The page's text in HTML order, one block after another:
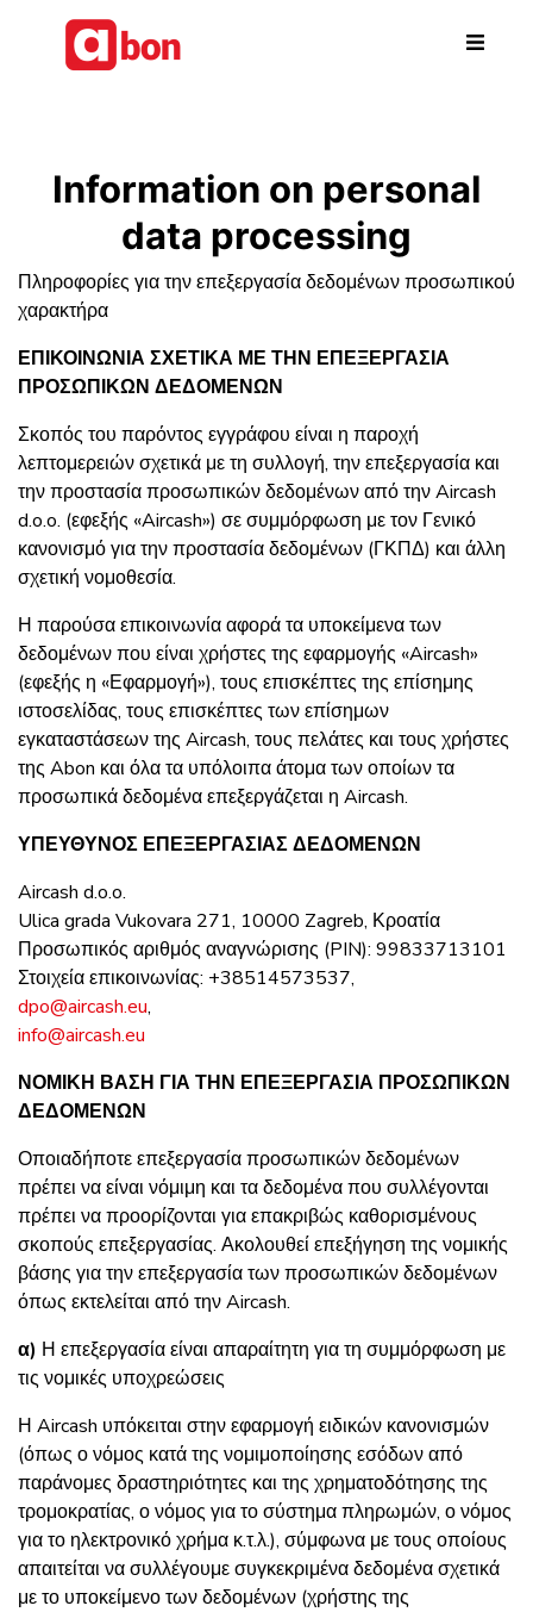
Skip to main content
Information on personal
data processing
Πληροφορίες για την επεξεργασία δεδομένων προσωπικού
χαρακτήρα
ΕΠΙΚΟΙΝΩΝΙΑ ΣΧΕΤΙΚΑ ΜΕ ΤΗΝ ΕΠΕΞΕΡΓΑΣΙΑ
ΠΡΟΣΩΠΙΚΩΝ ΔΕΔΟΜΕΝΩΝ
Σκοπός του παρόντος εγγράφου είναι η παροχή
λεπτομερειών σχετικά με τη συλλογή, την επεξεργασία και
την προστασία προσωπικών δεδομένων από την Aircash
d.o.o. (εφεξής «Aircash») σε συμμόρφωση με τον Γενικό
κανονισμό για την προστασία δεδομένων (ΓΚΠΔ) και άλλη
σχετική νομοθεσία.
Η παρούσα επικοινωνία αφορά τα υποκείμενα των
δεδομένων που είναι χρήστες της εφαρμογής «Aircash»
(εφεξής η «Εφαρμογή»), τους επισκέπτες της επίσημης
ιστοσελίδας, τους επισκέπτες των επίσημων
εγκαταστάσεων της Aircash, τους πελάτες και τους χρήστες
της Abon και όλα τα υπόλοιπα άτομα των οποίων τα
προσωπικά δεδομένα επεξεργάζεται η Aircash.
ΥΠΕΥΘΥΝΟΣ ΕΠΕΞΕΡΓΑΣΙΑΣ ΔΕΔΟΜΕΝΩΝ
Aircash d.o.o.
Ulica grada Vukovara 271, 10000 Zagreb, Κροατία
Προσωπικός αριθμός αναγνώρισης (PIN): 99833713101
Στοιχεία επικοινωνίας: +38514573537,
dpo@aircash.eu,
info@aircash.eu
ΝΟΜΙΚΗ ΒΑΣΗ ΓΙΑ ΤΗΝ ΕΠΕΞΕΡΓΑΣΙΑ ΠΡΟΣΩΠΙΚΩΝ
ΔΕΔΟΜΕΝΩΝ
Οποιαδήποτε επεξεργασία προσωπικών δεδομένων
πρέπει να είναι νόμιμη και τα δεδομένα που συλλέγονται
πρέπει να προορίζονται για επακριβώς καθορισμένους
σκοπούς επεξεργασίας. Ακολουθεί επεξήγηση της νομικής
βάσης για την επεξεργασία των προσωπικών δεδομένων
όπως εκτελείται από την Aircash.
α) Η επεξεργασία είναι απαραίτητη για τη συμμόρφωση με
τις νομικές υποχρεώσεις
Η Aircash υπόκειται στην εφαρμογή ειδικών κανονισμών
(όπως ο νόμος κατά της νομιμοποίησης εσόδων από
παράνομες δραστηριότητες και της χρηματοδότησης της
τρομοκρατίας, ο νόμος για το σύστημα πληρωμών, ο νόμος
για το ηλεκτρονικό χρήμα κ.τ.λ.), σύμφωνα με τους οποίους
απαιτείται να συλλέγουμε συγκεκριμένα δεδομένα σχετικά
με το υποκείμενο των δεδομένων (χρήστης της